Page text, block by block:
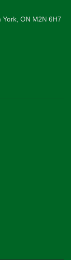
ON M2N 6H7